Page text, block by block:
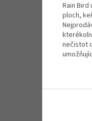
Rain
ploch,
nečistot